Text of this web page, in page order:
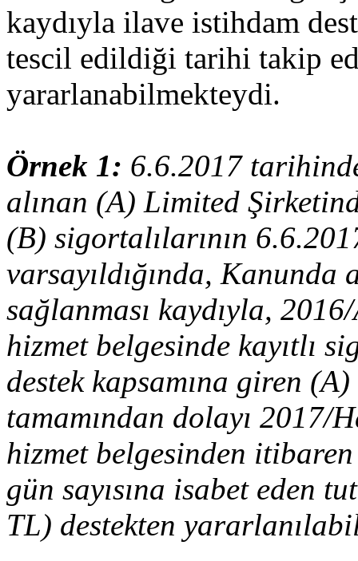
kaydıyla ilave istihdam
tescil edildiği tarihi takip
yararlanabilmekteydi.
Örnek 1: 6.6.2017
alınan (A) Limited
(B) sigortalılarının
varsayıldığında,
sağlanması kaydıyla,
hizmet belgesinde kayıtlı
destek kapsamına giren
tamamından dolayı 2017/
hizmet belgesinden
gün sayısına isabet eden
TL) destekten